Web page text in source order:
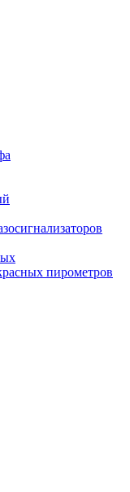
пирометров